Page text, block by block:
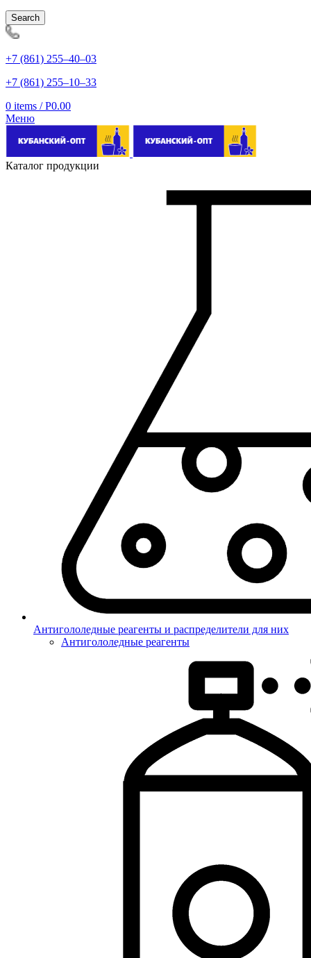
Search
+7 (861) 255‒40‒03
+7 (861) 255‒10‒33
0 items / Р0.00
Меню
Каталог продукции
Антигололедные реагенты и распределители для них
Антигололедные реагенты